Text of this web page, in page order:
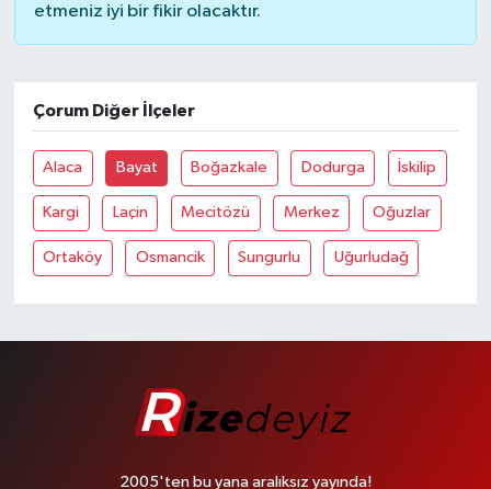
etmeniz iyi bir fikir olacaktır.
Çorum Diğer İlçeler
Alaca Bayat Boğazkale Dodurga İskilip
Kargi Laçin Mecitözü Merkez Oğuzlar
Ortaköy Osmancik Sungurlu Uğurludağ
2005'ten bu yana aralıksız yayında!